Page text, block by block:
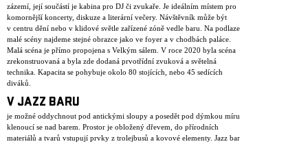
zázemí, její součástí je kabina pro DJ či zvukaře. Je ideálním místem pro
komornější koncerty, diskuze a literární večery. Návštěvník může být
v centru dění nebo v klidové světle zařízené zóně vedle baru. Na podlaze
malé scény najdeme stejné obrazce jako ve foyer a v chodbách paláce.
Malá scéna je přímo propojena s Velkým sálem. V roce 2020 byla scéna
zrekonstruovaná a byla zde dodaná prvotřídní zvuková a světelná
technika. Kapacita se pohybuje okolo 80 stojících, nebo 45 sedících
diváků.
V JAZZ BARU
je možné oddychnout pod antickými sloupy a posedět pod dýmkou míru
klenoucí se nad barem. Prostor je obložený dřevem, do přírodních
materiálů a tvarů vstupují prvky z trolejbusů a kovové elementy. Jazz bar